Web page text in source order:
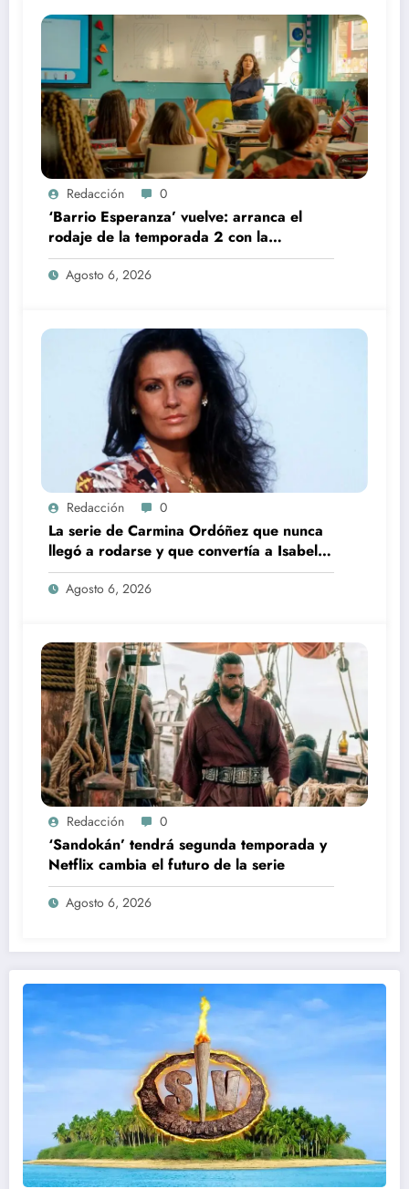
Redacción 0
‘Barrio Esperanza’ vuelve: arranca el
rodaje de la temporada 2 con la
incorporación de María Castro
Agosto 6, 2026
Redacción 0
La serie de Carmina Ordóñez que nunca
llegó a rodarse y que convertía a Isabel
Pantoja en la gran antagonista
Agosto 6, 2026
Redacción 0
‘Sandokán’ tendrá segunda temporada y
Netflix cambia el futuro de la serie
Agosto 6, 2026